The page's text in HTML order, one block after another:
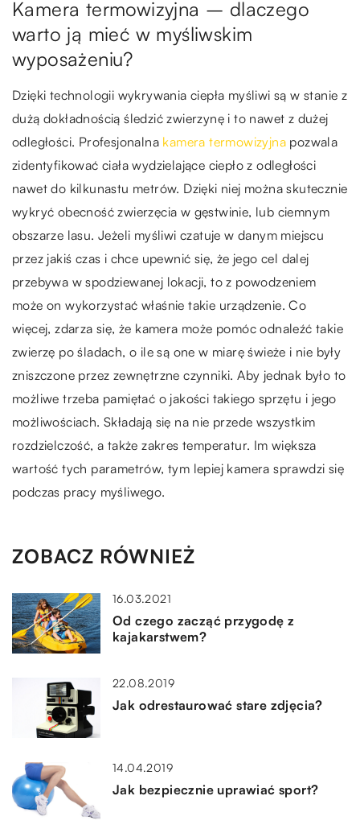
Kamera termowizyjna – dlaczego
warto ją mieć w myśliwskim
wyposażeniu?
Dzięki technologii wykrywania ciepła myśliwi są w stanie z
dużą dokładnością śledzić zwierzynę i to nawet z dużej
odległości. Profesjonalna kamera termowizyjna pozwala
zidentyfikować ciała wydzielające ciepło z odległości
nawet do kilkunastu metrów. Dzięki niej można skutecznie
wykryć obecność zwierzęcia w gęstwinie, lub ciemnym
obszarze lasu. Jeżeli myśliwi czatuje w danym miejscu
przez jakiś czas i chce upewnić się, że jego cel dalej
przebywa w spodziewanej lokacji, to z powodzeniem
może on wykorzystać właśnie takie urządzenie. Co
więcej, zdarza się, że kamera może pomóc odnaleźć takie
zwierzę po śladach, o ile są one w miarę świeże i nie były
zniszczone przez zewnętrzne czynniki. Aby jednak było to
możliwe trzeba pamiętać o jakości takiego sprzętu i jego
możliwościach. Składają się na nie przede wszystkim
rozdzielczość, a także zakres temperatur. Im większa
wartość tych parametrów, tym lepiej kamera sprawdzi się
podczas pracy myśliwego.
ZOBACZ RÓWNIEŻ
16.03.2021
Od czego zacząć przygodę z
kajakarstwem?
22.08.2019
Jak odrestaurować stare zdjęcia?
14.04.2019
Jak bezpiecznie uprawiać sport?